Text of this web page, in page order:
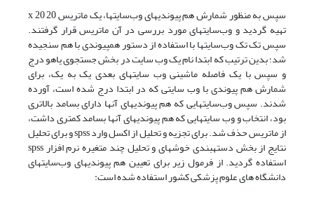
سپس به منظور شمارش هم پیوندیهای وب‌سایتها، یک ماتریس 20 x 20
تهیه گردید و وب‌سایتهای مورد بررسی در آن ماتریس قرار گرفتند.
سپس تک تک وب‌سایتها با استفاده از دستور هم­پیوندی با هم سنجیده
شد؛ بدین ترتیب که ابتدا نام یک وب سایت در بخش جستجوی یاهو درج
و سپس با یک فاصله ماشینی وب سایتهای بعدی یک به یک، برای
شمارش هم پیوندی با وب سایتی که در ابتدا درج شده است، آورده
شدند. سپس وب‌سایتهایی که هم پیوندیهای آنها دارای بسامد بالاتری
بود، انتخاب و وب سایتهایی که هم پیوندیهای آنها بسامد کمتری داشت،
از ماتریس حذف شد. برای تجزیه و تحلیل از اکسل وارد spss و برای تحلیل
نتایج از بخش دسته­بندی خوشه­ای و تحلیل چند متغیره نرم افزار spss
استفاده گردید. از فرمول زیر برای تعیین هم پیوندیهای وب‌سایتهای
دانشگاه های علوم پزشکی کشور استفاده شده است: